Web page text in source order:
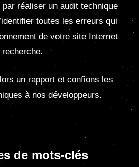
réaliser un audit technique
toutes les erreurs qui
de votre site Internet
un rapport et confions les
à nos développeurs.
de mots-clés